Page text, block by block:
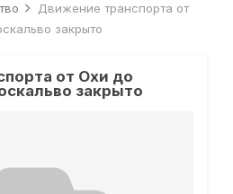
Движение транспорта от
закрыто
от Охи до
закрыто